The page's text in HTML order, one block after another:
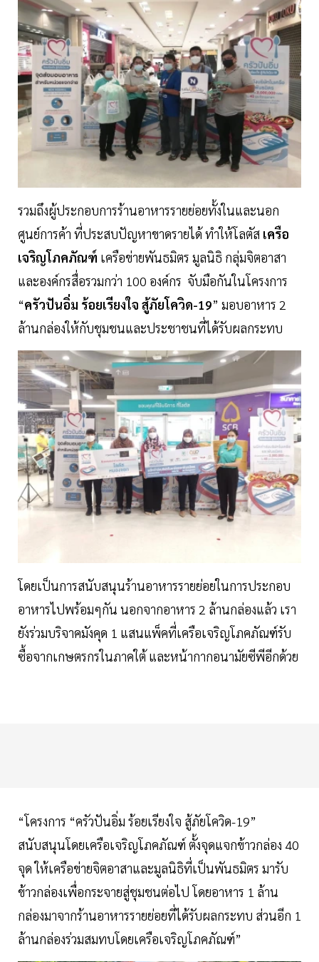
รวมถึงผู้ประกอบการร้านอาหารรายย่อยทั้งในและนอก
ศูนย์การค้า ที่ประสบปัญหาขาดรายได้ ทำให้โลตัส เครือ
เจริญโภคภัณฑ์ เครือข่ายพันธมิตร มูลนิธิ กลุ่มจิตอาสา
และองค์กรสื่อรวมกว่า 100 องค์กร จับมือกันในโครงการ
“ครัวปันอิ่ม ร้อยเรียงใจ สู้ภัยโควิด-19” มอบอาหาร 2
ล้านกล่องให้กับชุมชนและประชาชนที่ได้รับผลกระทบ
โดยเป็นการสนับสนุนร้านอาหารรายย่อยในการประกอบ
อาหารไปพร้อมๆกัน นอกจากอาหาร 2 ล้านกล่องแล้ว เรา
ยังร่วมบริจาคมังคุด 1 แสนแพ็คที่เครือเจริญโภคภัณฑ์รับ
ซื้อจากเกษตรกรในภาคใต้ และหน้ากากอนามัยซีพีอีกด้วย
“โครงการ “ครัวปันอิ่ม ร้อยเรียงใจ สู้ภัยโควิด-19”
สนับสนุนโดยเครือเจริญโภคภัณฑ์ ตั้งจุดแจกข้าวกล่อง 40
จุด ให้เครือข่ายจิตอาสาและมูลนิธิที่เป็นพันธมิตร มารับ
ข้าวกล่องเพื่อกระจายสู่ชุมชนต่อไป โดยอาหาร 1 ล้าน
กล่องมาจากร้านอาหารรายย่อยที่ได้รับผลกระทบ ส่วนอีก 1
ล้านกล่องร่วมสมทบโดยเครือเจริญโภคภัณฑ์”